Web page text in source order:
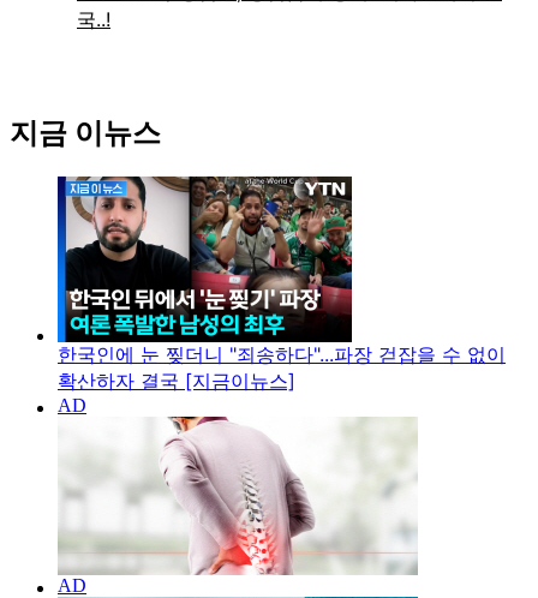
지금 이뉴스
한국인에 눈 찢더니 "죄송하다"...파장 걷잡을 수 없이
확산하자 결국 [지금이뉴스]